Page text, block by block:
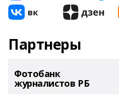
Партнеры
Фотобанк
журналистов РБ